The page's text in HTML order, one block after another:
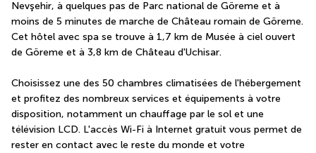
Nevşehir, à quelques pas de Parc national de Göreme et à
moins de 5 minutes de marche de Château romain de Göreme.
Cet hôtel avec spa se trouve à 1,7 km de Musée à ciel ouvert
de Göreme et à 3,8 km de Château d'Uchisar.
Choisissez une des 50 chambres climatisées de l'hébergement
et profitez des nombreux services et équipements à votre
disposition, notamment un chauffage par le sol et une
télévision LCD. L'accès Wi-Fi à Internet gratuit vous permet de
rester en contact avec le reste du monde et votre